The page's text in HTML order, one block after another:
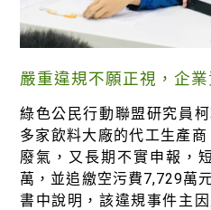
嚴重違規不願正視，企
綠色公民行動聯盟研究員
多家飲料大廠的代工生產
廢氣，又長期不實申報，
萬，並追繳空污費7,729萬
書中說明，該違規事件主